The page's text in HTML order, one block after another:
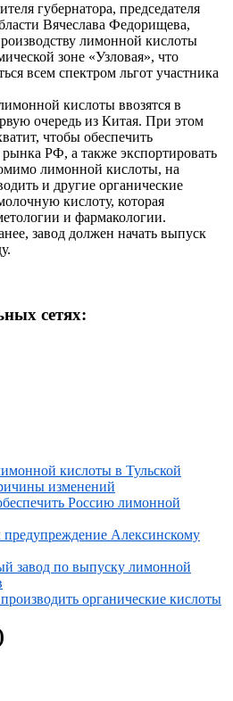
губернатора, председателя
Вячеслава Федорищева,
лимонной кислоты
зоне «Узловая», что
всем спектром льгот участника
кислоты ввозятся в
очередь из Китая. При этом
чтобы обеспечить
РФ, а также экспортировать
лимонной кислоты, на
и другие органические
кислоту, которая
и фармакологии.
завод должен начать выпуск
сетях:
кислоты в Тульской
изменений
Россию лимонной
предупреждение Алексинскому
завод по выпуску лимонной
органические кислоты